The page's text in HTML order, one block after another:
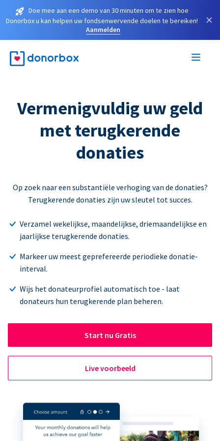
Doe mee aan een demo van 30 minuten om te zien hoe
Donorbox u kan helpen uw fondsenwervende doelen te bereiken!
Aanmelden
×
Vermenigvuldig uw geld
met terugkerende
donaties
Op zoek naar een substantiële verhoging van de donaties?
Terugkerende donaties zijn uw sleutel tot succes.
Verzamel wekelijkse, maandelijkse, driemaandelijkse en
jaarlijkse terugkerende donaties.
Markeer uw meest geprefereerde periodieke donatie-
interval.
Wijs het donateurprofiel automatisch toe - laat
donateurs hun terugkerende plan beheren.
Start nu Gratis
Live voorbeeld